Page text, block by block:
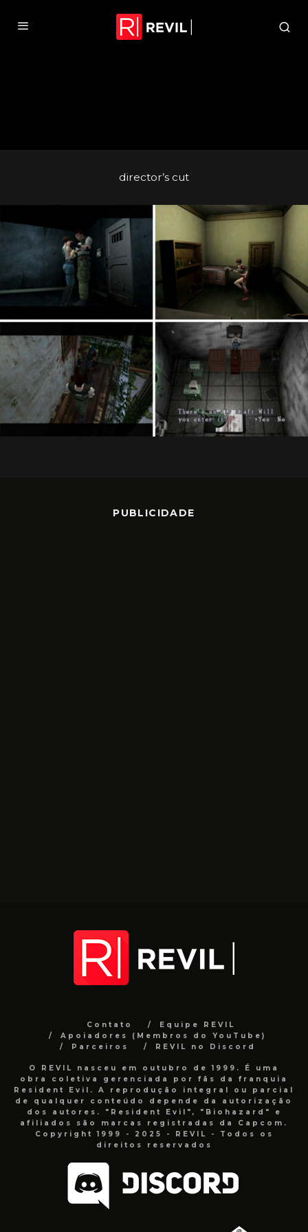
director’s cut
PUBLICIDADE
Contato
Equipe REVIL
Apoiadores (Membros do YouTube)
Parceiros
REVIL no Discord
O REVIL nasceu em outubro de 1999. É uma
obra coletiva gerenciada por fãs da franquia
Resident Evil. A reprodução integral ou parcial
de qualquer conteúdo depende da autorização
dos autores. "Resident Evil", "Biohazard" e
afiliados são marcas registradas da Capcom.
Copyright 1999 - 2025 - REVIL - Todos os
direitos reservados